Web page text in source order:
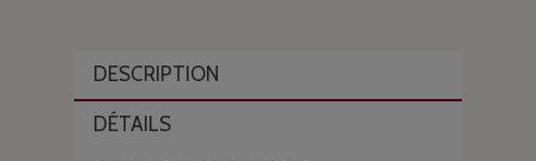
DESCRIPTION
DÉTAILS